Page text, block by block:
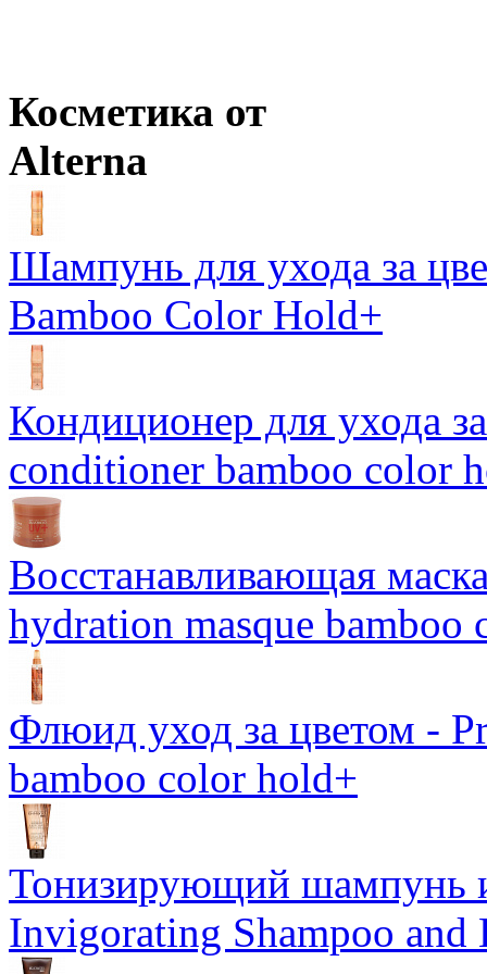
Косметика от
Alterna
Шампунь для ухода за
Bamboo Color Hold+
Кондиционер для ухода
conditioner bamboo color
Восстанавливающая
hydration masque bamboo
Флюид уход за цветом -
bamboo color hold+
Тонизирующий шампунь
Invigorating Shampoo and